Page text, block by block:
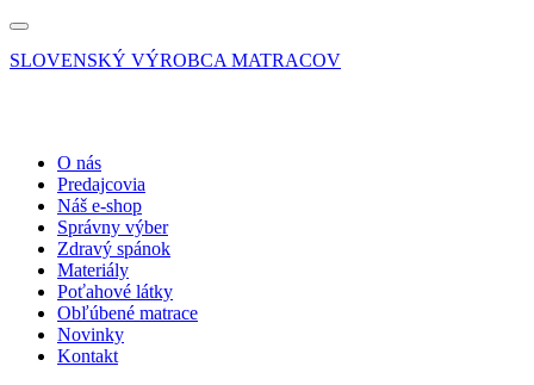
SLOVENSKÝ VÝROBCA MATRACOV
O nás
Predajcovia
Náš e-shop
Správny výber
Zdravý spánok
Materiály
Poťahové látky
Obľúbené matrace
Novinky
Kontakt